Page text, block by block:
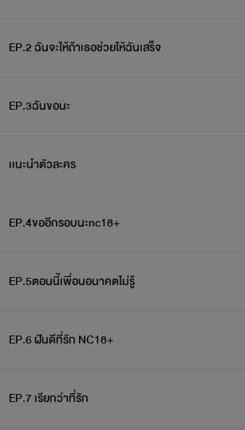
EP.2 ฉันจะให้ถ้าเธอช่วยให้ฉันเสร็จ
EP.3ฉันขอนะ
เเนะนำตัวละคร
EP.4ขออีกรอบนะnc18+
EP.5ตอนนี้เพื่อนอนาคตไม่รู้
EP.6 ฝันดีที่รัก NC18+
EP.7 เรียกว่าที่รัก